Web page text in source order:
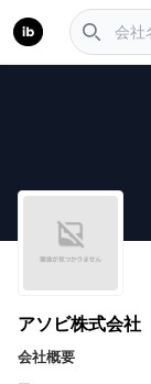
アソビ株式会社
会社概要